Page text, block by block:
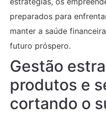
preparados para
manter a saúde
futuro próspero.
Gestão
produtos e
cortando o